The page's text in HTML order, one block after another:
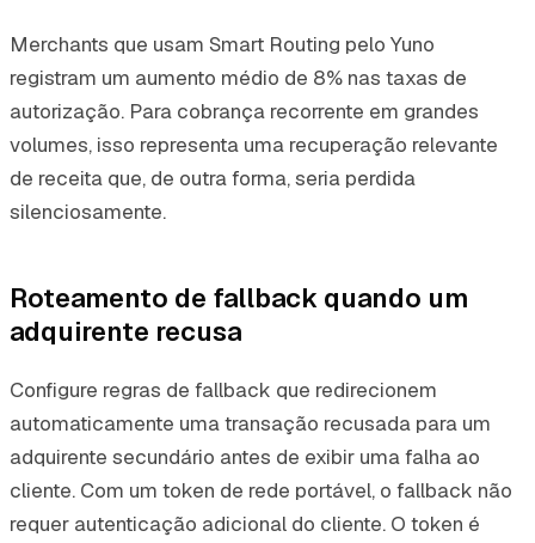
Merchants que usam Smart Routing pelo Yuno
registram um aumento médio de 8% nas taxas de
autorização. Para cobrança recorrente em grandes
volumes, isso representa uma recuperação relevante
de receita que, de outra forma, seria perdida
silenciosamente.
Roteamento de fallback quando um
adquirente recusa
Configure regras de fallback que redirecionem
automaticamente uma transação recusada para um
adquirente secundário antes de exibir uma falha ao
cliente. Com um token de rede portável, o fallback não
requer autenticação adicional do cliente. O token é